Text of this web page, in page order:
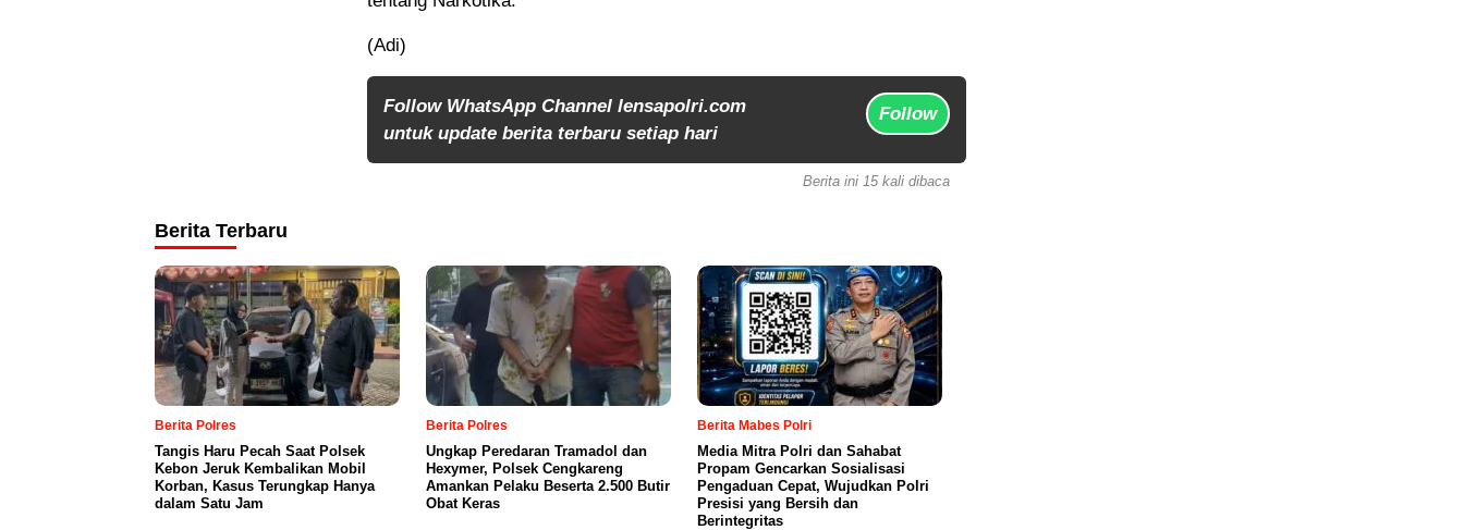
(Adi)
Follow WhatsApp Channel lensapolri.com
untuk update berita terbaru setiap hari
Follow
Berita ini 15 kali dibaca
Berita Terbaru
Berita Polres
Tangis Haru Pecah Saat Polsek
Kebon Jeruk Kembalikan Mobil
Korban, Kasus Terungkap Hanya
dalam Satu Jam
Berita Polres
Ungkap Peredaran Tramadol dan
Hexymer, Polsek Cengkareng
Amankan Pelaku Beserta 2.500 Butir
Obat Keras
Berita Mabes Polri
Media Mitra Polri dan Sahabat
Propam Gencarkan Sosialisasi
Pengaduan Cepat, Wujudkan Polri
Presisi yang Bersih dan
Berintegritas